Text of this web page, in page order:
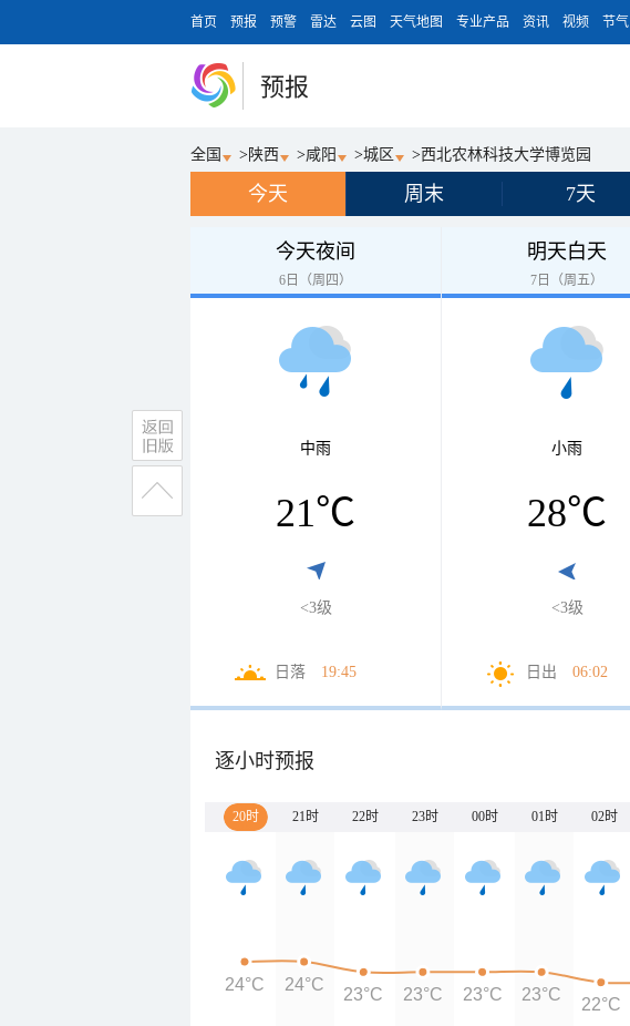
首页 预报 预警 雷达 云图 天气地图 专业产品 资讯 视频 节气
预报
全国 > 陕西 >咸阳 >城区 >西北农林科技大学博览园
今天 周末 7天
今天夜间
6日（周四）
中雨
21℃
<3级
日落 19:45
明天白天
7日（周五）
小雨
28℃
<3级
日出 06:02
逐小时预报
20时 21时 22时 23时 00时 01时 02时
24°C 24°C
23°C 23°C 23°C 23°C
22°C